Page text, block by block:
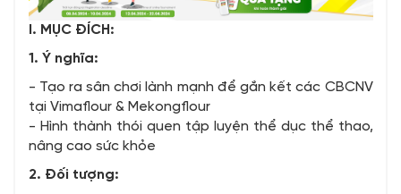
I. MỤC ĐÍCH:
1. Ý nghĩa:
- Tạo ra sân chơi lành mạnh để gắn kết các CBCNV
tại Vimaflour & Mekongflour
- Hình thành thói quen tập luyện thể dục thể thao,
nâng cao sức khỏe
2. Đối tượng: